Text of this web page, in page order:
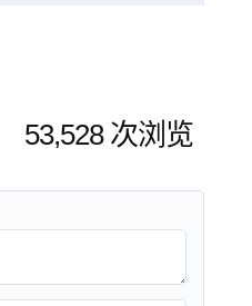
53,528 次浏览